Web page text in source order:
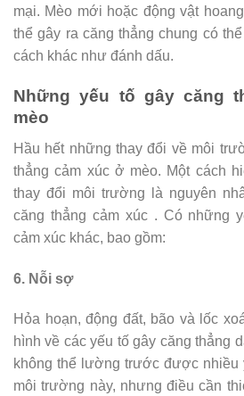
mại. Mèo mới hoặc động vật
thể gây ra căng thẳng chung có
cách khác như đánh dấu.
Những yếu tố gây căng
mèo
Hầu hết những thay đổi về môi
thẳng cảm xúc ở mèo. Một cách
thay đổi môi trường là nguyên
căng thẳng cảm xúc . Có những
cảm xúc khác, bao gồm:
6. Nỗi sợ
Hỏa hoạn, động đất, bão và lốc
hình về các yếu tố gây căng thẳng
không thể lường trước được nhiều
môi trường này, nhưng điều cần